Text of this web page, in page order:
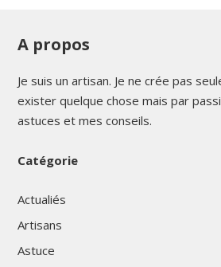
A propos
Je suis un artisan. Je ne crée pas
exister quelque chose mais par
astuces et mes conseils.
Catégorie
Actualiés
Artisans
Astuce